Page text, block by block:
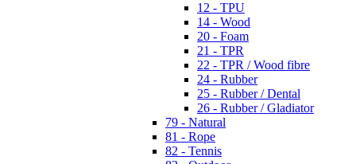
12 - TPU
14 - Wood
20 - Foam
21 - TPR
22 - TPR / Wood fibre
24 - Rubber
25 - Rubber / Dental
26 - Rubber / Gladiator
79 - Natural
81 - Rope
82 - Tennis